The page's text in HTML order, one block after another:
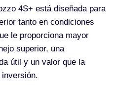
4S+ está diseñada para
tanto en condiciones
le proporciona mayor
superior, una
útil y un valor que la